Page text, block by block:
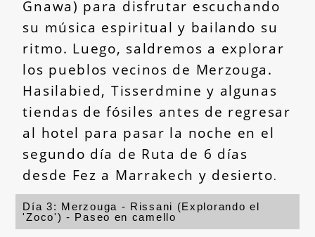
Gnawa) para disfrutar escuchando
su música espiritual y bailando su
ritmo. Luego, saldremos a explorar
los pueblos vecinos de Merzouga.
Hasilabied, Tisserdmine y algunas
tiendas de fósiles antes de regresar
al hotel para pasar la noche en el
segundo día de Ruta de 6 días
desde Fez a Marrakech y desierto.
Día 3: Merzouga - Rissani (Explorando el
'Zoco') - Paseo en camello